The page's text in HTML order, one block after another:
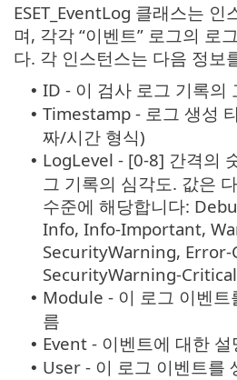
ESET_EventLog 클래스는 인
며, 각각 “이벤트” 로그의 로
다. 각 인스턴스는 다음 정보
• ID - 이 검사 로그 기록의
• Timestamp - 로그 생성
짜/시간 형식)
• LogLevel - [0-8] 간격의
그 기록의 심각도. 값은
수준에 해당합니다:
Info, Info-Important,
SecurityWarning, Error-
SecurityWarning-Critical
• Module - 이 로그 이벤트
름
• Event - 이벤트에 대한 설
• User - 이 로그 이벤트를